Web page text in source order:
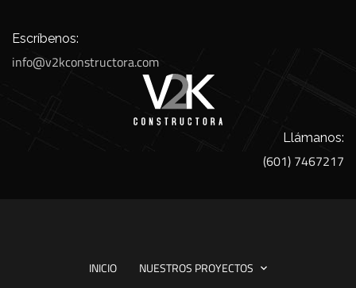
Escríbenos:
info@v2kconstructora.com
Llámanos:
(601) 7467217
INICIO NUESTROS PROYECTOS